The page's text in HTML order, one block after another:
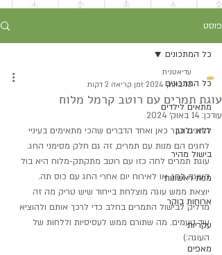
פוסט
כל המתכונים
מתאים לילדים
ללא גלוטן
בישול מהיר
מנות ראשונות
ארוחות בוקר
עקריות
מאפים
כל המתכונים
עוגת תמרים עם רוטב קרמל מלוח
עדיאטנית
13 באוק׳ 2024
זמן קריאה 2 דקות
עודכן: 14 באוק׳ 2024
החגים כבר כאן ואחד הדברים שהכי מתאימים בעיניי
לחגים הם מנות עם תמרים, זה גם חלק מסימני החג.
עוגת תמרים לחה כזו עם רוטב מתקתק-מלוח היא בול
העוגה לחג, או לאירוח יום אחרי החג עם כוס תה.
יוצאת ממש עוגה מוצלחת בייחוד שיש טריק מה זה
מדליק לבישול התמרים בחלב כדי לרכך אותם ולהוציא
עוד טעמים. מה שתורם ממש לעסיסיות וללחות של
העוגה:)